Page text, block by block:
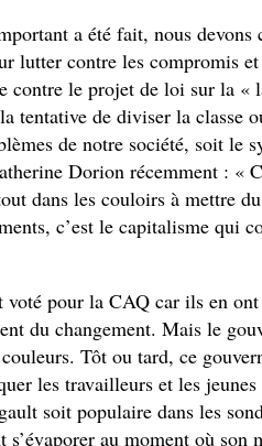
a été fait, nous
lutter contre les compromis
contre le projet de loi sur la «
tentative de diviser la classe
de notre société, soit le
Dorion récemment : «
dans les couloirs à mettre
c’est le capitalisme qui
pour la CAQ car ils en ont
du changement. Mais le
Tôt ou tard, ce
les travailleurs et les jeunes
soit populaire dans les
au moment où son